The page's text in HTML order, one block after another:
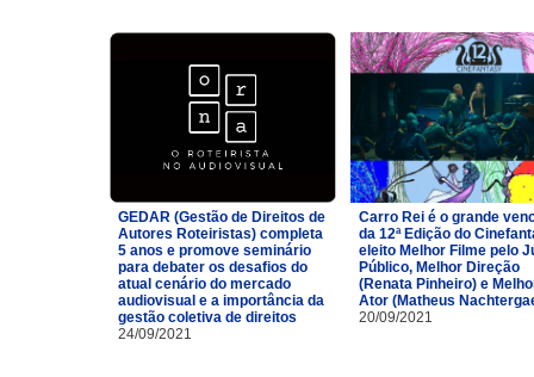
GEDAR (Gestão de Direitos de
Autores Roteiristas) completa
5 anos e promove seminário
para debater os desafios do
atual cenário do mercado
audiovisual e a importância da
gestão coletiva de direitos
24/09/2021
Carro Rei é o grande
da 12ª Edição do
eleito Melhor Filme pelo
Público, Melhor Direção
(Renata Pinheiro) e
Ator (Matheus
20/09/2021